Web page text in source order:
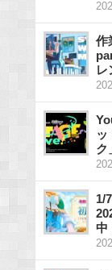
作
レ
ッ
ク
1/
中